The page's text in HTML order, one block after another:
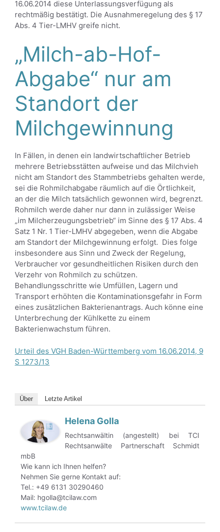
16.06.2014 diese Unterlassungsverfügung als
rechtmäßig bestätigt. Die Ausnahmeregelung des § 17
Abs. 4 Tier-LMHV greife nicht.
„Milch-ab-Hof-
Abgabe“ nur am
Standort der
Milchgewinnung
In Fällen, in denen ein landwirtschaftlicher Betrieb
mehrere Betriebsstätten aufweise und das Milchvieh
nicht am Standort des Stammbetriebs gehalten werde,
sei die Rohmilchabgabe räumlich auf die Örtlichkeit,
an der die Milch tatsächlich gewonnen wird, begrenzt.
Rohmilch werde daher nur dann in zulässiger Weise
„im Milcherzeugungsbetrieb“ im Sinne des § 17 Abs. 4
Satz 1 Nr. 1 Tier-LMHV abgegeben, wenn die Abgabe
am Standort der Milchgewinnung erfolgt. Dies folge
insbesondere aus Sinn und Zweck der Regelung,
Verbraucher vor gesundheitlichen Risiken durch den
Verzehr von Rohmilch zu schützen.
Behandlungsschritte wie Umfüllen, Lagern und
Transport erhöhten die Kontaminationsgefahr in Form
eines zusätzlichen Bakterienantrags. Auch könne eine
Unterbrechung der Kühlkette zu einem
Bakterienwachstum führen.
Urteil des VGH Baden-Württemberg vom 16.06.2014, 9
S 1273/13
Über Letzte Artikel
Helena Golla
Rechtsanwältin (angestellt) bei TCI
Rechtsanwälte Partnerschaft Schmidt
mbB
Wie kann ich Ihnen helfen?
Nehmen Sie gerne Kontakt auf:
Tel.: +49 6131 30290460
Mail: hgolla@tcilaw.com
www.tcilaw.de